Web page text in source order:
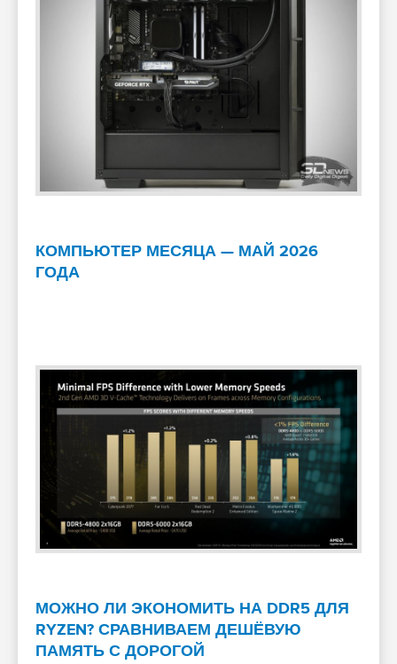
КОМПЬЮТЕР МЕСЯЦА — МАЙ 2026
ГОДА
МОЖНО ЛИ ЭКОНОМИТЬ НА DDR5 ДЛЯ
RYZEN? СРАВНИВАЕМ ДЕШЁВУЮ
ПАМЯТЬ С ДОРОГОЙ